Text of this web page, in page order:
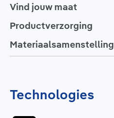
Vind jouw maat
Productverzorging
Materiaalsamenstelling
Technologies